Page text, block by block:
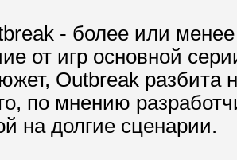
- более или
от игр основной
Outbreak разбита
по мнению
на долгие сценарии.